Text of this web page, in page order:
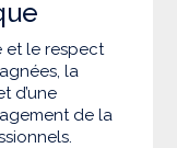
et le respect
la
d’une
de la